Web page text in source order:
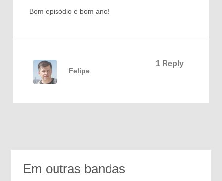
Bom episódio e bom ano!
1 Reply
Felipe
Em outras bandas